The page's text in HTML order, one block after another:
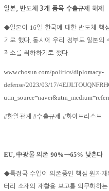
일본, 반도체 3개 품목 수출규제 해제
◆일본이 16일 한국에 대한 반도체 핵
기로 했다.동시에 우리 정부도 일본의
제소를 취하하기로 했다.
www.chosun.com/politics/diplomacy-
defense/2023/03/17/
#한일관계#수출규제 #화이트리스트
EU,中광물 의존 90%→65% 낮춘다
◆특정국 수입에 의존중인 핵심 원자
터리 소재의 재활용 보고를 의무화하